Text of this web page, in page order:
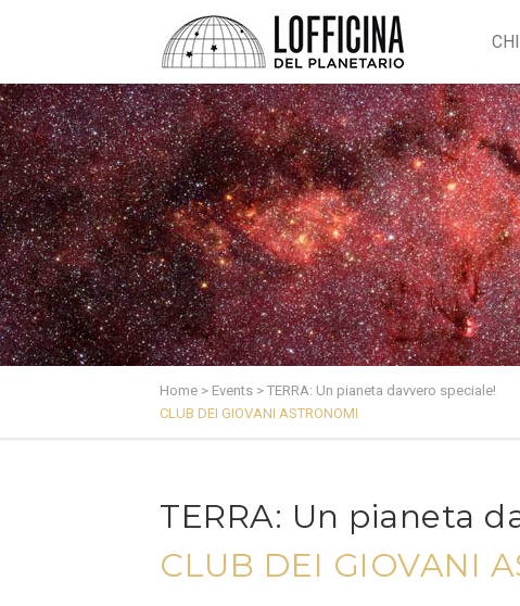
Home > Events > TERRA: Un pianeta davvero speciale!
CLUB DEI GIOVANI ASTRONOMI
TERRA: Un pianeta
CLUB DEI GIOVANI